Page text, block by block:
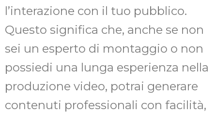
l’interazione con il tuo pubblico.
Questo significa che, anche se non
sei un esperto di montaggio o non
possiedi una lunga esperienza nella
produzione video, potrai generare
contenuti professionali con facilità,